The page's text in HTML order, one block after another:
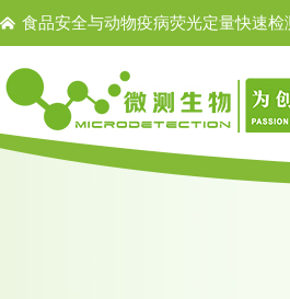
食品安全与动物疫病荧光定量快速检